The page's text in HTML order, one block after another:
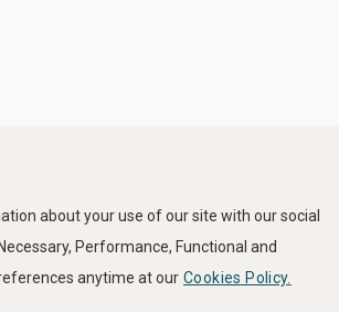
about your use of our site with our social
Performance, Functional and
anytime at our Cookies Policy.